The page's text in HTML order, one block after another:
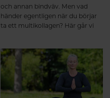
och annan bindväv. Men vad
händer egentligen när du börjar
ta ett multikollagen? Här går vi
kroppen, vad som sker under de
första veckorna och varför
regelbundet intag över tid kan ge
de bästa förutsättningarna för en
aktiv och rörlig kropp. Från de